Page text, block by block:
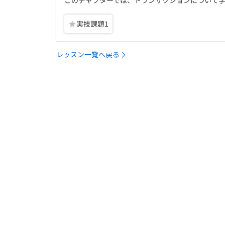
実技課題1
レッスン一覧へ戻る